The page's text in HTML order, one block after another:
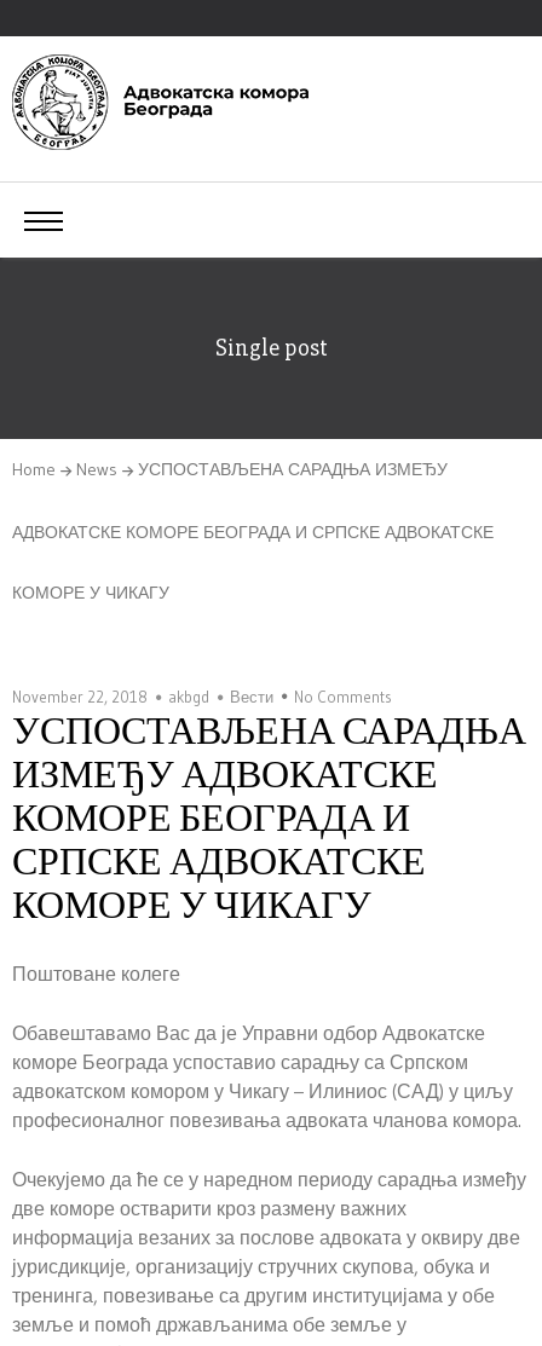
Single post
Home News УСПОСТАВЉЕНА САРАДЊА ИЗМЕЂУ
АДВОКАТСКЕ КОМОРЕ БЕОГРАДА И СРПСКЕ АДВОКАТСКЕ
КОМОРЕ У ЧИКАГУ
November 22, 2018 akbgd Вести No Comments
УСПОСТАВЉЕНА САРАДЊА
ИЗМЕЂУ АДВОКАТСКЕ
КОМОРЕ БЕОГРАДА И
СРПСКЕ АДВОКАТСКЕ
КОМОРЕ У ЧИКАГУ
Поштоване колеге
Обавештавамо Вас да је Управни одбор Адвокатске
коморе Београда успоставио сарадњу са Српском
адвокатском комором у Чикагу – Илиниос (САД) у циљу
професионалног повезивања адвоката чланова комора.
Очекујемо да ће се у наредном периоду сарадња између
две коморе остварити кроз размену важних
информација везаних за послове адвоката у оквиру две
јурисдикције, организацију стручних скупова, обука и
тренинга, повезивање са другим институцијама у обе
земље и помоћ држављанима обе земље у